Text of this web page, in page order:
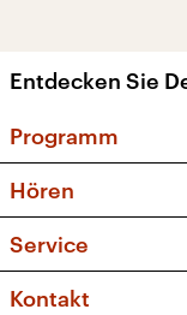
Entdecken Sie
Programm
Musikliste
Kakadu –
Hören
Service
FAQ
Kontakt